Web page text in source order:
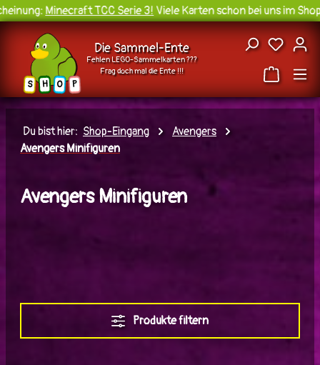
Zum Hauptinhalt springen
Minecraft TCC Serie 3!Viele Karten schon bei uns im
S H O P
Die Sammel-Ente
Fehlen LEGO-Sammelkarten ???
Frag doch mal die Ente !!!
Du
Du bist hier: Shop-Eingang
Avengers
Avengers Minifiguren
Avengers Minifiguren
Produkte filtern